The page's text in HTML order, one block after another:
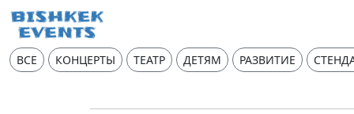
ВСЕ КОНЦЕРТЫ ТЕАТР ДЕТЯМ РАЗВИТИЕ